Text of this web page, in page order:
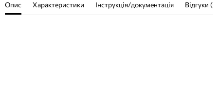
Опис Характеристики Інструкція/документація Відгуки